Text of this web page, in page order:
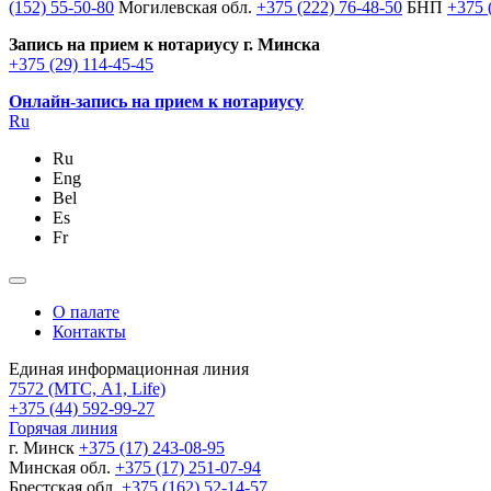
(152) 55-50-80 Могилевская обл. +375 (222) 76-48-50 БНП +375
Запись на прием к нотариусу г. Минска
+375 (29) 114-45-45
Онлайн-запись на прием к нотариусу
Ru
Ru
Eng
Bel
Es
Fr
О палате
Контакты
Единая информационная линия
7572 (МТС, A1, Life)
+375 (44) 592-99-27
Горячая линия
г. Минск +375 (17) 243-08-95
Минская обл. +375 (17) 251-07-94
Брестская обл. +375 (162) 52-14-57